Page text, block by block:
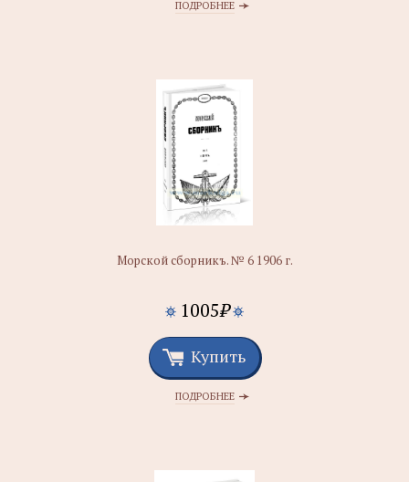
ПОДРОБНЕЕ
Морской сборникъ. № 6 1906 г.
1005₽
Купить
ПОДРОБНЕЕ